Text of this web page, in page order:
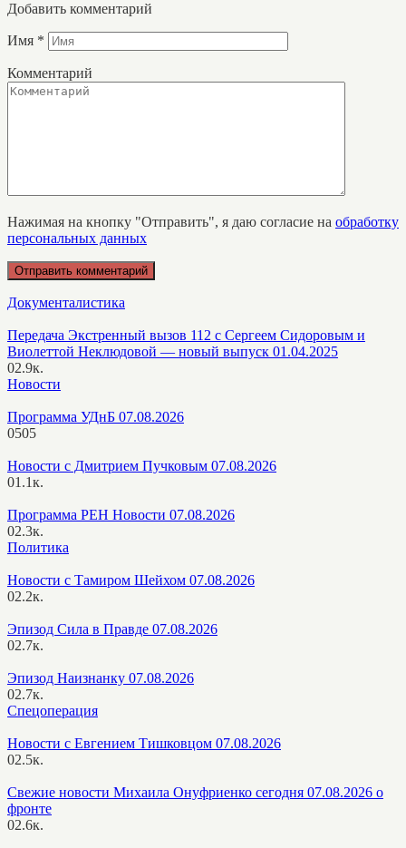
Добавить комментарий
Имя *
Комментарий
Нажимая на кнопку "Отправить", я даю согласие на обработку
персональных данных
Документалистика
Передача Экстренный вызов 112 с Сергеем Сидоровым и
Виолеттой Неклюдовой — новый выпуск 01.04.2025
02.9к.
Новости
Программа УДнБ 07.08.2026
0505
Новости с Дмитрием Пучковым 07.08.2026
01.1к.
Программа РЕН Новости 07.08.2026
02.3к.
Политика
Новости с Тамиром Шейхом 07.08.2026
02.2к.
Эпизод Сила в Правде 07.08.2026
02.7к.
Эпизод Наизнанку 07.08.2026
02.7к.
Спецоперация
Новости с Евгением Тишковцом 07.08.2026
02.5к.
Свежие новости Михаила Онуфриенко сегодня 07.08.2026 о
фронте
02.6к.